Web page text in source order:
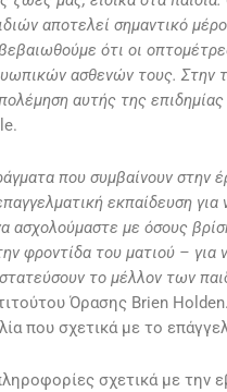
αποτελεί σημαντικό
ότι οι
ασθενών τους. Στην
αυτής της
που συμβαίνουν στην
εκπαίδευση
ασχολούμαστε με όσους
φροντίδα του ματιού –
το μέλλον των
Όρασης Brien
που σχετικά με το
σχετικά με την